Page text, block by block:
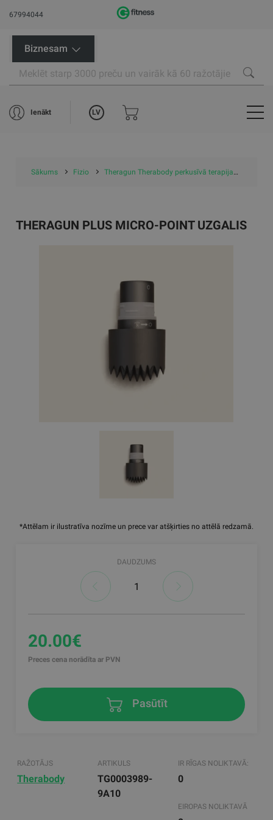
67994044
Biznesam
Ienākt LV
Sākums Fizio Theragun Therabody perkusīvā terapija
*Attēlam ir ilustratīva nozīme un prece var atšķirties no attēlā redzamā.
THERAGUN PLUS MICRO-POINT UZGALIS
DAUDZUMS
20.00€
Preces cena norādīta ar PVN
Pasūtīt
RAŽOTĀJS
Therabody
ARTIKULS
TG0003989-
9A10
IR RĪGAS NOLIKTAVĀ:
0
EIROPAS NOLIKTAVĀ